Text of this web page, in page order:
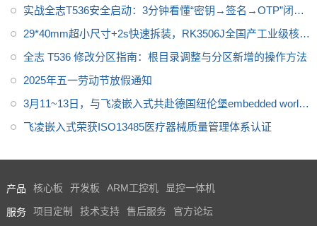
选手”
实战全志T536安全启动：3分钟看懂“密钥→签名→OTP”闭环
流程
29*40mm超小尺寸+2s快速拆装，RK3506J全国产工业级核心
板很厉害
全志 T536 修改分区指南：根目录调整与分区新增的操作方法
2025年五一劳动节放假通知
3月11~13日，与飞凌嵌入式共赴德国纽伦堡embedded world
2025
飞凌嵌入式荣获ISO13485医疗器械质量管理体系认证
产品 核心板 开发板 ARM工控机 显控一体机
服务 项目定制 技术支持 售后服务 官方论坛